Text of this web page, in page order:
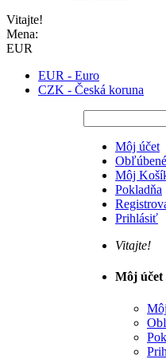
Vitajte!
Mena:
EUR
EUR - Euro
CZK - Česká koruna
Môj účet
Obľúbené
Môj
Pokladňa
Prihlásiť
Vitajte!
Môj účet